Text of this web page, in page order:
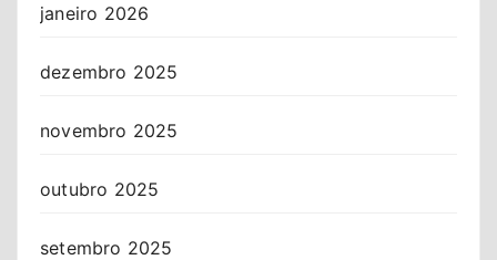
janeiro 2026
dezembro 2025
novembro 2025
outubro 2025
setembro 2025